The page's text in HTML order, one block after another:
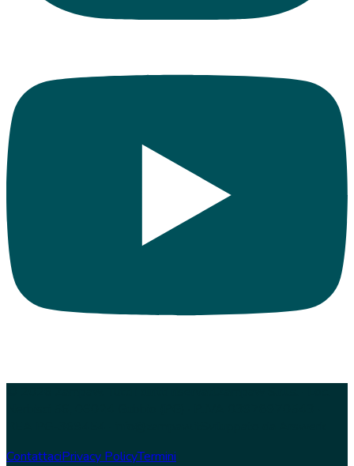
ContattaciPrivacy PolicyTermini